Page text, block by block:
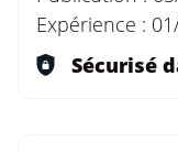
Expérience :
Sécurisé